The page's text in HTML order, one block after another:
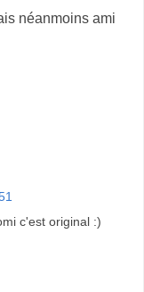
néanmoins ami
c'est original :)